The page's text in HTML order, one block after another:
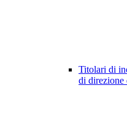
Titolari di
di direzione